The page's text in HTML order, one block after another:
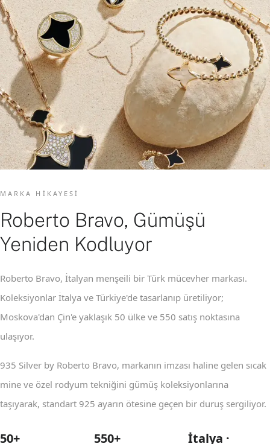
MARKA HIKAYESI
Roberto Bravo, Gümüşü
Yeniden Kodluyor
Roberto Bravo, İtalyan menşeili bir Türk mücevher markası.
Koleksiyonlar İtalya ve Türkiye'de tasarlanıp üretiliyor;
Moskova'dan Çin'e yaklaşık 50 ülke ve 550 satış noktasına
ulaşıyor.
935 Silver by Roberto Bravo, markanın imzası haline gelen sıcak
mine ve özel rodyum tekniğini gümüş koleksiyonlarına
taşıyarak, standart 925 ayarın ötesine geçen bir duruş sergiliyor.
50+ 550+ İtalya ·